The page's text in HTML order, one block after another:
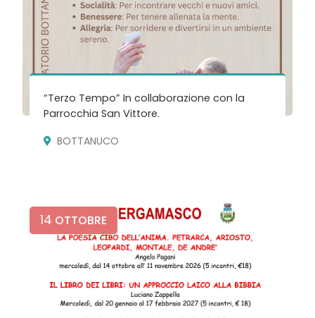
“Terzo Tempo” In collaborazione con la
Parrocchia San Vittore.
BOTTANUCO
14 OTTOBRE